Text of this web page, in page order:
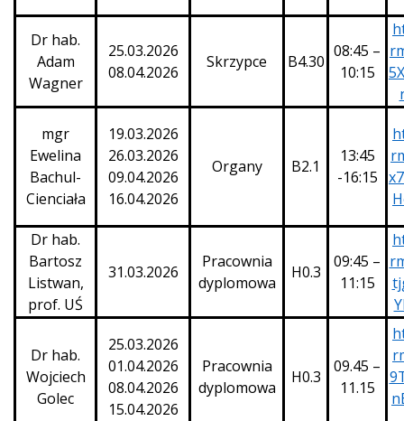
Dr hab.
Adam
Wagner
25.03.2026
08.04.2026
Skrzypce B4.30
08:45 –
10:15
mgr
Ewelina
Bachul-
Cienciała
19.03.2026
26.03.2026
09.04.2026
16.04.2026
Organy B2.1
13:45
-16:15
Dr hab.
Bartosz
Listwan,
prof. UŚ
31.03.2026
Pracownia
dyplomowa
H0.3
09:45 –
11:15
Dr hab.
Wojciech
Golec
25.03.2026
01.04.2026
08.04.2026
15.04.2026
Pracownia
dyplomowa
H0.3
09.45 –
11.15